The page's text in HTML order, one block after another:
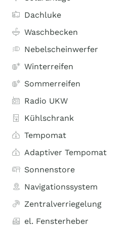
Dachluke
Waschbecken
Nebelscheinwerfer
Winterreifen
Sommerreifen
Radio UKW
Kühlschrank
Tempomat
Adaptiver Tempomat
Sonnenstore
Navigationssystem
Zentralverriegelung
el. Fensterheber